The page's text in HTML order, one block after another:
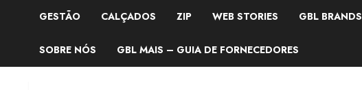
GESTÃO CALÇADOS ZIP WEB STORIES GBL BRANDS
SOBRE NÓS GBL MAIS – GUIA DE FORNECEDORES